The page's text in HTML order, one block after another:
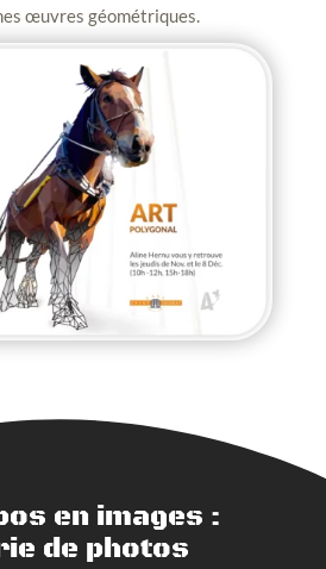
œuvres géométriques.
en images :
de photos